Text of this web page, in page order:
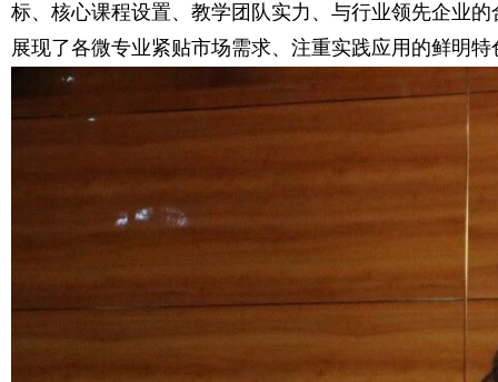
标、核心课程设置、教学团队实力、与行业领先企业
展现了各微专业紧贴市场需求、注重实践应用的鲜明